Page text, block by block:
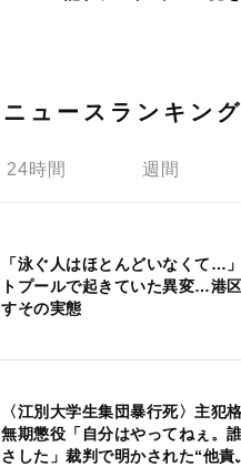
ニュースランキング
24時間 週間
「泳ぐ人はほとんどいなくて…
トプールで起きていた異変…港
すその実態
〈江別大学生集団暴行死〉主犯
無期懲役「自分はやってねぇ。
さした」裁判で明かされた“他責